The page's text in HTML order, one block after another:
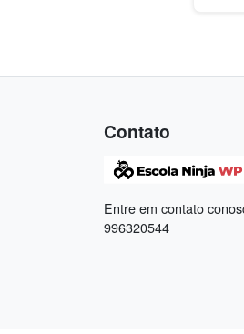
Contato
Entre em contato
996320544